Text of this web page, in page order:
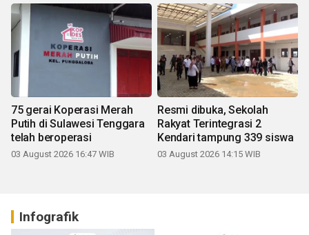
75 gerai Koperasi Merah
Putih di Sulawesi Tenggara
telah beroperasi
03 August 2026 16:47 WIB
Resmi dibuka, Sekolah
Rakyat Terintegrasi 2
Kendari tampung 339 siswa
03 August 2026 14:15 WIB
Infografik